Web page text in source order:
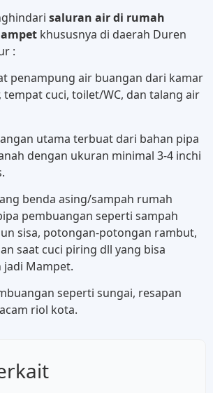
saluran air di rumah
khususnya di daerah Duren
:
penampung air buangan dari kamar
tempat cuci, toilet/WC, dan talang air
utama terbuat dari bahan pipa
dengan ukuran minimal 3-4 inchi
benda asing/sampah rumah
pembuangan seperti sampah
sisa, potongan-potongan rambut,
saat cuci piring dll yang bisa
Mampet.
seperti sungai, resapan
riol kota.